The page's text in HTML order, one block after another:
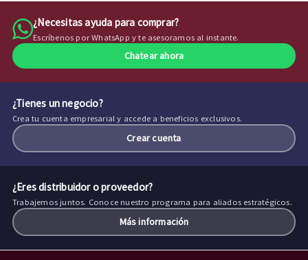
¿Necesitas ayuda para comprar?
Escríbenos por WhatsApp y te asesoramos al instante.
Chatear ahora
¿Tienes un negocio?
Crea tu cuenta empresarial y accede a beneficios exclusivos.
Crear cuenta
¿Eres distribuidor o proveedor?
Trabajemos juntos. Conoce nuestro programa para aliados estratégicos.
Más información